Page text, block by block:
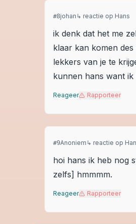
#8johan ↳ reactie op Hans
ik denk dat het me
klaar kan komen
lekkers van je te
kunnen hans want
Reageer Rapporteer
#9Anoniem ↳ reactie op
hoi hans ik heb nog
zelfs] hmmmm.
Reageer Rapporteer